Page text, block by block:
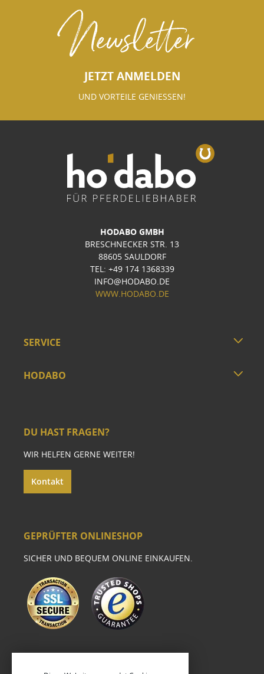
Newsletter
JETZT ANMELDEN
UND VORTEILE GENIESSEN!
HODABO GMBH
BRESCHNECKER STR. 13
88605 SAULDORF
TEL: +49 174 1368339
INFO@HODABO.DE
WWW.HODABO.DE
SERVICE
HODABO
DU HAST FRAGEN?
WIR HELFEN GERNE WEITER!
Kontakt
GEPRÜFTER ONLINESHOP
SICHER UND BEQUEM ONLINE EINKAUFEN.